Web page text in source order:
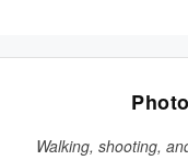
Walking, shooting,